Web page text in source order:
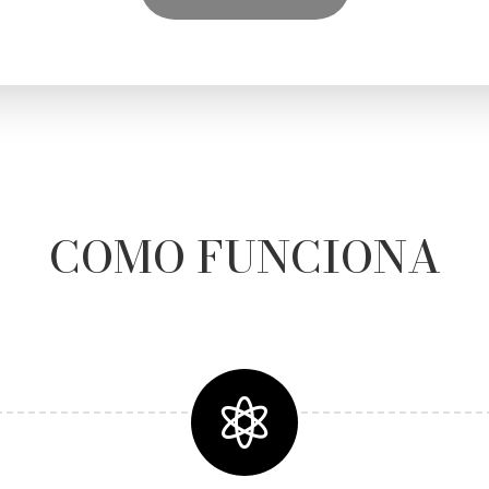
COMO FUNCIONA
